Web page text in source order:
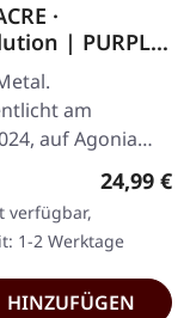
·
| PURPLE
am
auf Agonia
Purple Vinyl.
auf 200 Stück.
von
ist eine
24,99 €
verfügbar,
1-2 Werktage
HINZUFÜGEN